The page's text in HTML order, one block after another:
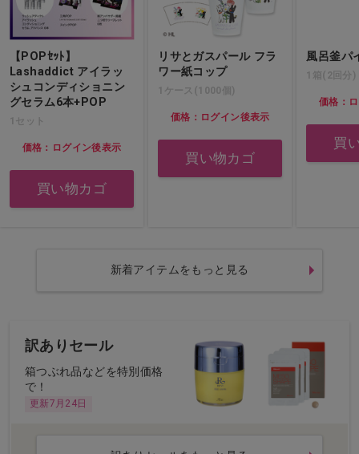
【POPｾｯﾄ】
Lashaddict アイラッ
シュコンディショニン
グセラム6本+POP
1セット
価格：ログイン後表示
買い物カゴ
リサとガスパール フラ
ワー紙コップ
1ケース(1000個)
価格：ログイン後表示
買い物カゴ
風呂釜パ
1箱(2回分)
価格：
買
新着アイテムをもっと見る
訳ありセール
箱つぶれ品などを特別価格
で！
更新7月24日